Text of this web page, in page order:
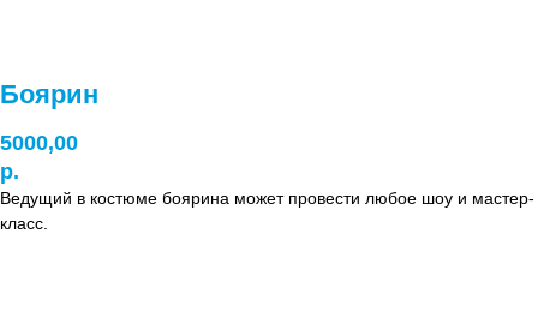
Боярин
5000,00
р.
Ведущий в костюме боярина может провести любое шоу и мастер-
класс.